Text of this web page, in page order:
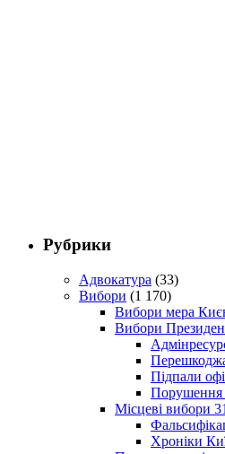
Рубрики
Адвокатура (33)
Вибори (1 170)
Вибори мера
Вибори
Підпали
Порушення
Місцеві вибори
Хроніки